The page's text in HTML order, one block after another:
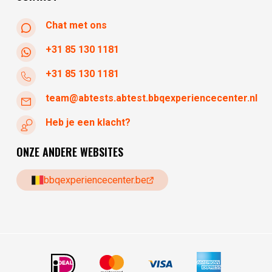
Chat met ons
+31 85 130 1181
+31 85 130 1181
team@abtests.abtest.bbqexperiencecenter.nl
Heb je een klacht?
ONZE ANDERE WEBSITES
bbqexperiencecenter.be